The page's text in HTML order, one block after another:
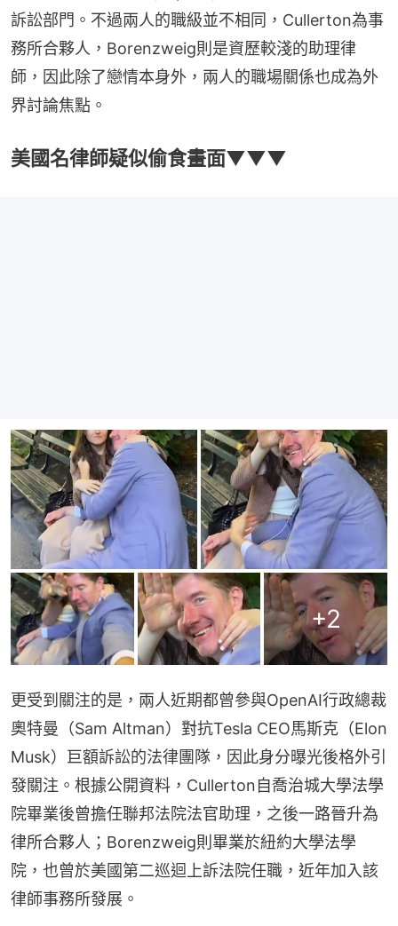
訴訟部門。不過兩人的職級並不相同，Cullerton為事
務所合夥人，Borenzweig則是資歷較淺的助理律
師，因此除了戀情本身外，兩人的職場關係也成為外
界討論焦點。
美國名律師疑似偷食畫面▼▼▼
+2
更受到關注的是，兩人近期都曾參與OpenAI行政總裁
奧特曼（Sam Altman）對抗Tesla CEO馬斯克（Elon
Musk）巨額訴訟的法律團隊，因此身分曝光後格外引
發關注。根據公開資料，Cullerton自喬治城大學法學
院畢業後曾擔任聯邦法院法官助理，之後一路晉升為
律所合夥人；Borenzweig則畢業於紐約大學法學
院，也曾於美國第二巡迴上訴法院任職，近年加入該
律師事務所發展。